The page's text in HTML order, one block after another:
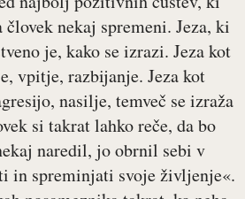
nekaj spremeni. Jeza, ki
je, kako se izrazi. Jeza kot
vpitje, razbijanje. Jeza kot
nasilje, temveč se izraža
si takrat lahko reče, da bo
naredil, jo obrnil sebi v
in spreminjati svoje življenje«.